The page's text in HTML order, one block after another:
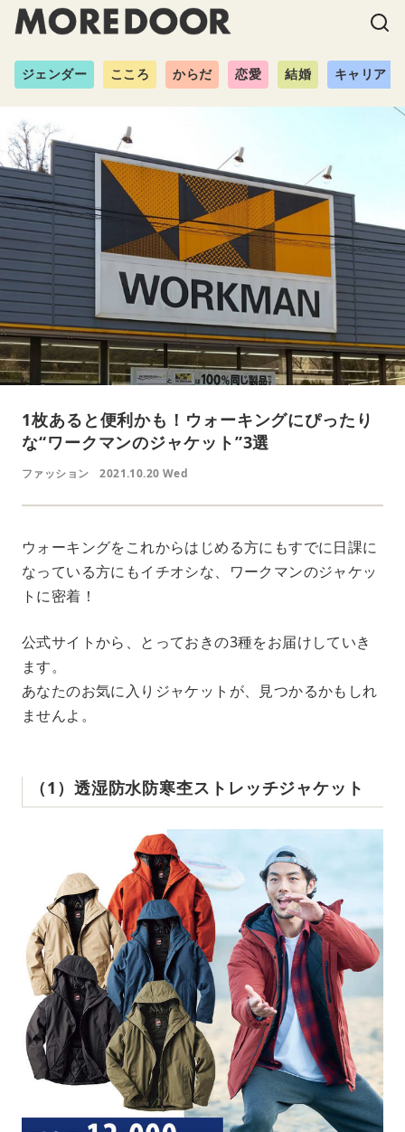
ジェンダー こころ からだ 恋愛 結婚 キャリア
1枚あると便利かも！ウォーキングにぴったり
な“ワークマンのジャケット”3選
ファッション 2021.10.20 Wed
ウォーキングをこれからはじめる方にもすでに日課に
なっている方にもイチオシな、ワークマンのジャケッ
トに密着！
公式サイトから、とっておきの3種をお届けしていき
ます。
あなたのお気に入りジャケットが、見つかるかもしれ
ませんよ。
（1）透湿防水防寒杢ストレッチジャケット